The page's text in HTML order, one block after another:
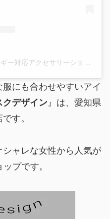
ョップ(@abask_official)がシェアした投稿
にも合わせやすいアイ
クデザイン』は、愛知県
す。
ャレな女性から人気が
プです。